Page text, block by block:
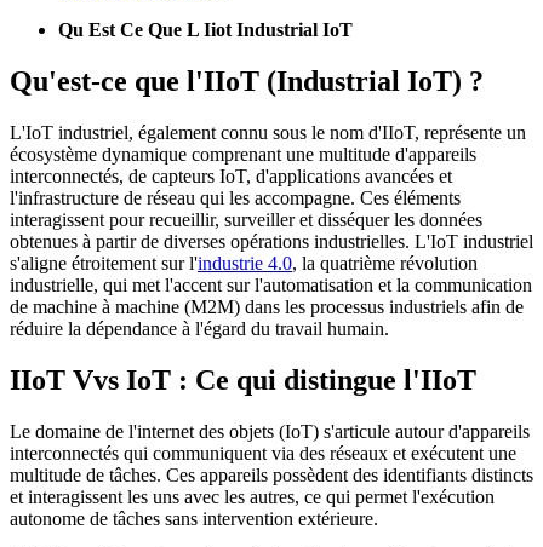
Qu Est Ce Que L Iiot Industrial IoT
Qu'est-ce que l'IIoT (Industrial IoT) ?
L'IoT industriel, également connu sous le nom d'IIoT, représente un
écosystème dynamique comprenant une multitude d'appareils
interconnectés, de capteurs IoT, d'applications avancées et
l'infrastructure de réseau qui les accompagne. Ces éléments
interagissent pour recueillir, surveiller et disséquer les données
obtenues à partir de diverses opérations industrielles. L'IoT industriel
s'aligne étroitement sur l'industrie 4.0, la quatrième révolution
industrielle, qui met l'accent sur l'automatisation et la communication
de machine à machine (M2M) dans les processus industriels afin de
réduire la dépendance à l'égard du travail humain.
IIoT Vvs IoT : Ce qui distingue l'IIoT
Le domaine de l'internet des objets (IoT) s'articule autour d'appareils
interconnectés qui communiquent via des réseaux et exécutent une
multitude de tâches. Ces appareils possèdent des identifiants distincts
et interagissent les uns avec les autres, ce qui permet l'exécution
autonome de tâches sans intervention extérieure.